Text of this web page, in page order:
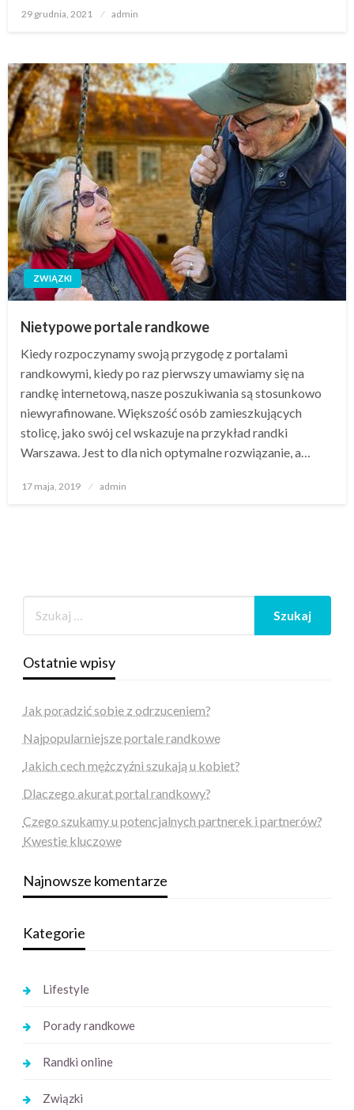
Opublikowane
29 grudnia, 2021 admin
ZWIĄZKI
Nietypowe portale randkowe
Kiedy rozpoczynamy swoją przygodę z portalami
randkowymi, kiedy po raz pierwszy umawiamy się na
randkę internetową, nasze poszukiwania są stosunkowo
niewyrafinowane. Większość osób zamieszkujących
stolicę, jako swój cel wskazuje na przykład randki
Warszawa. Jest to dla nich optymalne rozwiązanie, a…
Opublikowane
17 maja, 2019 admin
Ostatnie wpisy
Jak poradzić sobie z odrzuceniem?
Najpopularniejsze portale randkowe
Jakich cech mężczyźni szukają u kobiet?
Dlaczego akurat portal randkowy?
Czego szukamy u potencjalnych partnerek i partnerów?
Kwestie kluczowe
Najnowsze komentarze
Kategorie
Lifestyle
Porady randkowe
Randki online
Związki